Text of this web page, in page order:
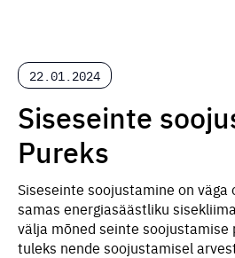
22.01.2024
Siseseinte
Pureks
Siseseinte soojustamine on väga
samas energiasäästliku
välja mõned seinte soojustamise
tuleks nende soojustamisel